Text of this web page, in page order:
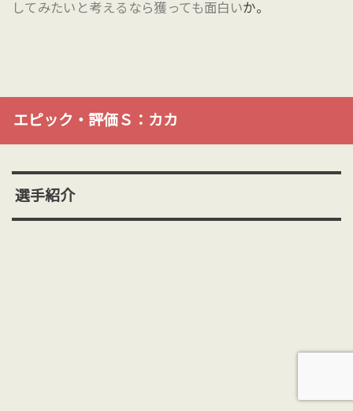
してみたいと考えるなら獲っても面白いか。
エピック・評価Ｓ：カカ
選手紹介